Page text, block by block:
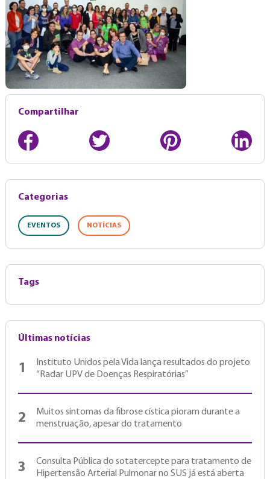
Compartilhar
Categorias
EVENTOS NOTÍCIAS
Tags
Últimas notícias
1
Instituto Unidos pela Vida lança resultados do projeto
“Radar UPV de Doenças Respiratórias”
2
Muitos sintomas da fibrose cística pioram durante a
menstruação, apesar do tratamento
3
Consulta Pública do sotatercepte para tratamento de
Hipertensão Arterial Pulmonar no SUS já está aberta